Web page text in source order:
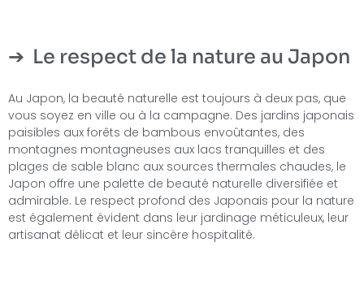
Le respect de la nature au Japon
Au Japon, la beauté naturelle est toujours à deux pas, que
vous soyez en ville ou à la campagne. Des jardins japonais
paisibles aux forêts de bambous envoûtantes, des
montagnes montagneuses aux lacs tranquilles et des
plages de sable blanc aux sources thermales chaudes, le
Japon offre une palette de beauté naturelle diversifiée et
admirable. Le respect profond des Japonais pour la nature
est également évident dans leur jardinage méticuleux, leur
artisanat délicat et leur sincère hospitalité.